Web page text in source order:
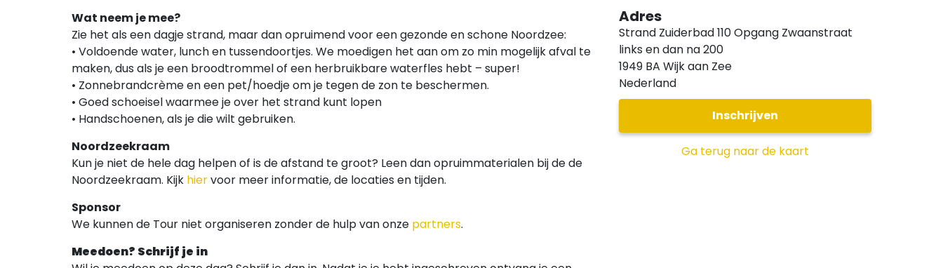
Wat neem je mee?
Zie het als een dagje strand, maar dan opruimend voor een gezonde en schone Noordzee:
• Voldoende water, lunch en tussendoortjes. We moedigen het aan om zo min mogelijk afval te
maken, dus als je een broodtrommel of een herbruikbare waterfles hebt – super!
• Zonnebrandcrème en een pet/hoedje om je tegen de zon te beschermen.
• Goed schoeisel waarmee je over het strand kunt lopen
• Handschoenen, als je die wilt gebruiken.
Noordzeekraam
Kun je niet de hele dag helpen of is de afstand te groot? Leen dan opruimmaterialen bij de de
Noordzeekraam. Kijk hiervoor meer informatie, de locaties en tijden.
Sponsor
We kunnen de Tour niet organiseren zonder de hulp van onze partners.
Meedoen? Schrijf je in
Adres
Strand Zuiderbad 110 Opgang Zwaanstraat
links en dan na 200
1949 BA Wijk aan Zee
Nederland
Inschrijven
Ga terug naar de kaart